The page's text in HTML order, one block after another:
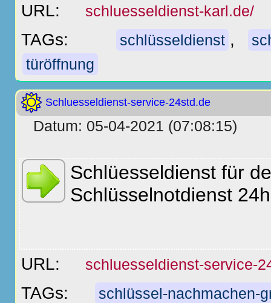
URL: schluesseldienst-karl.de/
TAGs: schlüsseldienst ,
türöffnung
Schluesseldienst-service-24std.de
Datum: 05-04-2021 (07:08:15)
Schlüesseldienst für
Schlüsselnotdienst 24h
URL: schluesseldienst-service-
TAGs:
schlüssel-nachmachen-